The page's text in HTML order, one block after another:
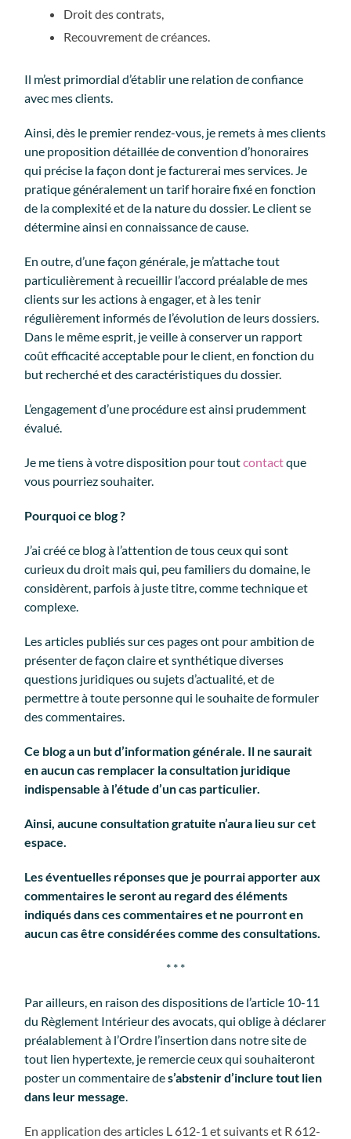
Droit des contrats,
Recouvrement de créances.
Il m’est primordial d’établir une relation de confiance
avec mes clients.
Ainsi, dès le premier rendez-vous, je remets à mes clients
une proposition détaillée de convention d’honoraires
qui précise la façon dont je facturerai mes services. Je
pratique généralement un tarif horaire fixé en fonction
de la complexité et de la nature du dossier. Le client se
détermine ainsi en connaissance de cause.
En outre, d’une façon générale, je m’attache tout
particulièrement à recueillir l’accord préalable de mes
clients sur les actions à engager, et à les tenir
régulièrement informés de l’évolution de leurs dossiers.
Dans le même esprit, je veille à conserver un rapport
coût efficacité acceptable pour le client, en fonction du
but recherché et des caractéristiques du dossier.
L’engagement d’une procédure est ainsi prudemment
évalué.
Je me tiens à votre disposition pour toutcontactque
vous pourriez souhaiter.
Pourquoi ce blog ?
J’ai créé ce blog à l’attention de tous ceux qui sont
curieux du droit mais qui, peu familiers du domaine, le
considèrent, parfois à juste titre, comme technique et
complexe.
Les articles publiés sur ces pages ont pour ambition de
présenter de façon claire et synthétique diverses
questions juridiques ou sujets d’actualité, et de
permettre à toute personne qui le souhaite de formuler
des commentaires.
Ce blog a un but d’information générale. Il ne saurait
en aucun cas remplacer la consultation juridique
indispensable à l’étude d’un cas particulier.
Ainsi, aucune consultation gratuite n’aura lieu sur cet
espace.
Les éventuelles réponses que je pourrai apporter aux
commentaires le seront au regard des éléments
indiqués dans ces commentaires et ne pourront en
aucun cas être considérées comme des consultations.
* * *
Par ailleurs, en raison des dispositions de l’article 10-11
du Règlement Intérieur des avocats, qui oblige à déclarer
préalablement à l’Ordre l’insertion dans notre site de
tout lien hypertexte, je remercie ceux qui souhaiteront
poster un commentaire des’abstenir d’inclure tout lien
dans leur message
En application des articles L 612-1 et suivants et R 612-